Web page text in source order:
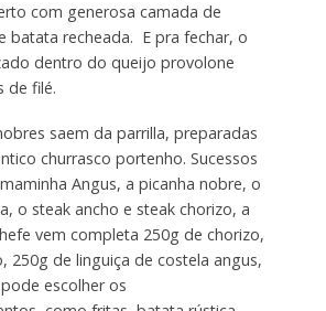
com generosa camada de
batata recheada. E pra fechar, o
dentro do queijo provolone
de filé.
saem da parrilla, preparadas
churrasco portenho. Sucessos
Angus, a picanha nobre, o
o steak ancho e steak chorizo, a
vem completa 250g de chorizo,
250g de linguiça de costela angus,
escolher os